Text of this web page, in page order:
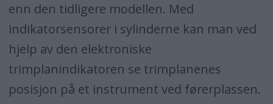
enn den tidligere modellen. Med
indikatorsensorer i sylinderne kan man ved
hjelp av den elektroniske
trimplanindikatoren se trimplanenes
posisjon på et instrument ved førerplassen.